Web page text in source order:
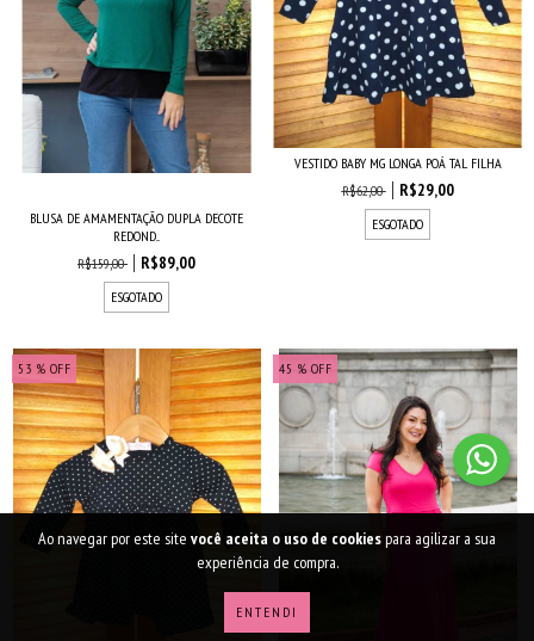
Ao navegar por este site você aceita o uso de cookiespara agilizar a sua
experiência de compra.
ENTENDI
BLUSA DE AMAMENTAÇÃO DUPLA DECOTE
REDOND...
R$159,00
R$89,00
ESGOTADO
VESTIDO BABY MG LONGA POÁ TAL FILHA
R$62,00
R$29,00
ESGOTADO
53 % OFF 45 % OFF